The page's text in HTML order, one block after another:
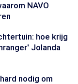
NAVO
hoe krijg
Jolanda
nodig om